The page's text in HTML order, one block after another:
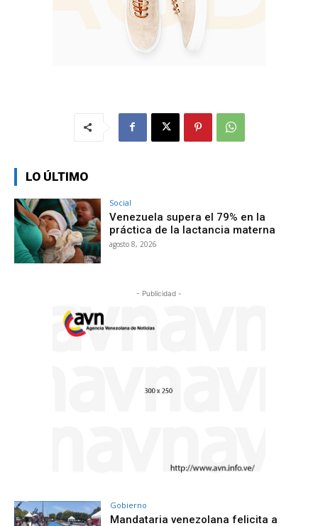
LO ÚLTIMO
Social
Venezuela supera el 79% en la
práctica de la lactancia materna
agosto 8, 2026
- Publicidad -
Gobierno
Mandataria venezolana felicita a